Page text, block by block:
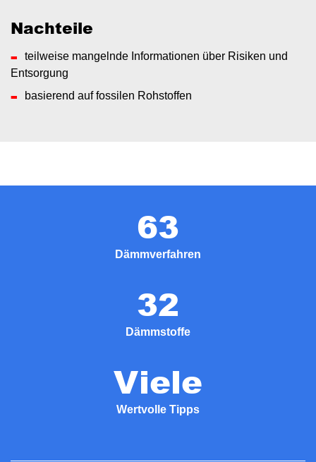
Nachteile
teilweise mangelnde Informationen über Risiken und
Entsorgung
basierend auf fossilen Rohstoffen
63
Dämmverfahren
32
Dämmstoffe
Viele
Wertvolle Tipps